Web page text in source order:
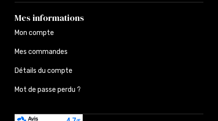
Mes informations
Mon compte
Mes commandes
Détails du compte
Mot de passe perdu ?